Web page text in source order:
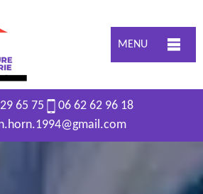
MENU
65 75
06 62 62 96 18